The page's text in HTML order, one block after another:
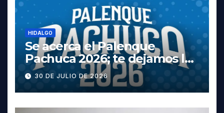
HIDALGO
Se acerca el Palenque
Pachuca 2026; te dejamos la
cartelera completa, las
fechas y los precios
30 DE JULIO DE 2026